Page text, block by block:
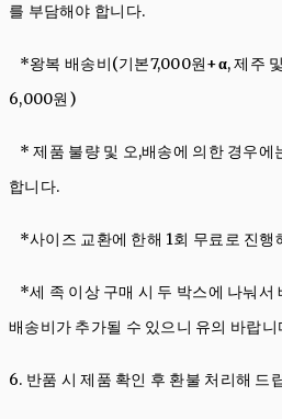
를 부담해야 합니다.
*왕복 배송비(기본7,000원+α, 제주
6,000원)
* 제품 불량 및 오,배송에 의한 경우
합니다.
*사이즈 교환에 한해 1회 무료로 진행
*세 족 이상 구매 시 두 박스에 나눠서
배송비가 추가될 수 있으니 유의 바랍니
6. 반품 시 제품 확인 후 환불 처리해 드